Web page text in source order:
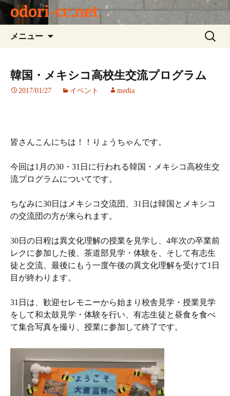
odori-cc.net
メニュー
ツ
プ
検
索:
韓国・メキシコ高校生交流プログラム
2017/01/27 イベント media
皆さんこんにちは！！りょうちゃんです。
今回は1月の30・31日に行われる韓国・メキシコ高校生交
流プログラムについてです。
ちなみに30日はメキシコ交流団、31日は韓国とメキシコ
の交流団の方が来られます。
30日の日程は異文化理解の授業を見学し、4年次の卒業前
レクに参加した後、茶道部見学・体験を、そして有志生
徒と交流、最後にもう一度午後の異文化理解を受けて1日
目が終わります。
31日は、歓迎セレモニーから始まり校舎見学・授業見学
をして和太鼓見学・体験を行い、有志生徒と昼食を食べ
て集合写真を撮り、授業に参加して終了です。